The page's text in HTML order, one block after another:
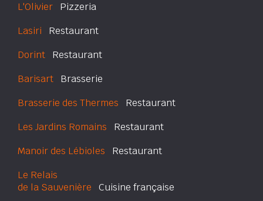
L'Olivier Pizzeria
Lasiri Restaurant
Dorint Restaurant
Barisart Brasserie
Brasserie des Thermes Restaurant
Les Jardins Romains Restaurant
Manoir des Lébioles Restaurant
Le Relais
de la Sauvenière Cuisine française